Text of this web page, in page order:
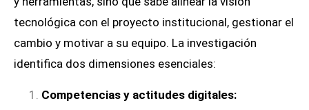
tecnológica con el proyecto institucional, gestionar el
cambio y motivar a su equipo. La investigación
identifica dos dimensiones esenciales:
Competencias y actitudes digitales: